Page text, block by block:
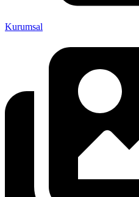
Kurumsal